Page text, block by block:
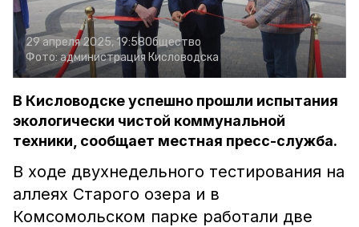
29 апреля 2025, 19:58Общество
Фото: администрация Кисловодска
В Кисловодске успешно прошли испытания
экологически чистой коммунальной
техники, сообщает местная пресс-служба.
В ходе двухнедельного тестирования на
аллеях Старого озера и в
Комсомольском парке работали две